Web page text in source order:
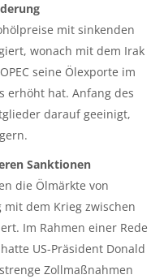
mit sinkenden
wonach mit dem Irak
seine Ölexporte im
erhöht hat. Anfang des
darauf geeinigt,
Sanktionen
die Ölmärkte von
dem Krieg zwischen
Im Rahmen einer Rede
US-Präsident Donald
Zollmaßnahmen